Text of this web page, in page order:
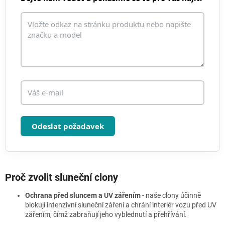
r
v
s
u
Odeslat požadavek
Proč zvolit sluneční clony
Ochrana před sluncem a UV zářením- naše clony účinně
blokují intenzivní sluneční záření a chrání interiér vozu před UV
zářením, čímž zabraňují jeho vyblednutí a přehřívání.